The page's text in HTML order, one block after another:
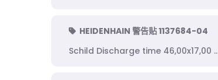
HEIDENHAIN 警告贴 1137684-04
Schild Discharge time 46,00x17,00 ..